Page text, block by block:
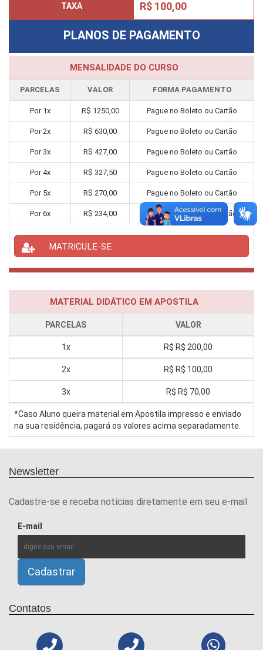
TAXA R$ 100,00
PLANOS DE PAGAMENTO
MENSALIDADE DO CURSO
PARCELAS VALOR FORMA PAGAMENTO
Por 1x R$ 1250,00 Pague no Boleto ou Cartão
Por2x R$ 630,00 Pague no Boleto ou Cartão
Por 3x R$ 427,00 Pague no Boleto ou Cartão
Por4x R$ 327,50 Pague no Boleto ou Cartão
Por 5x R$ 270,00 Pague no Boleto ou Cartão
Por6x R$ 234,00 Pague no Boleto ou Cartão
MATRICULE-SE
MATERIAL DIDÁTICO EM APOSTILA
PARCELAS VALOR
1x R$ R$ 200,00
2x R$ R$ 100,00
3x R$ R$ 70,00
*Caso Aluno queira material em Apostila impresso e enviado
na sua residência, pagará os valores acima separadamente.
Newsletter
Cadastre-se e receba notícias diretamente em seu e-mail
E-mail
Contatos